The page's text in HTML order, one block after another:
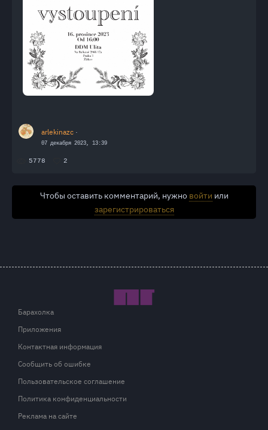
arlekinazc ·
07 декабря 2023, 13:39
5778 2
Чтобы оставить комментарий, нужно войти или
зарегистрироваться
Барахолка
Приложения
Контактная информация
Сообщить об ошибке
Пользовательское соглашение
Политика конфиденциальности
Реклама на сайте